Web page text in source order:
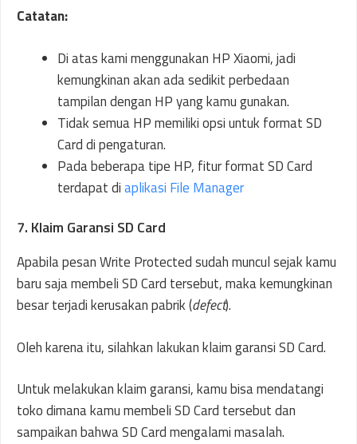
Catatan:
Di atas kami menggunakan HP Xiaomi, jadi
kemungkinan akan ada sedikit perbedaan
tampilan dengan HP yang kamu gunakan.
Tidak semua HP memiliki opsi untuk format SD
Card di pengaturan.
Pada beberapa tipe HP, fitur format SD Card
terdapat diaplikasi File Manager
7. Klaim Garansi SD Card
Apabila pesan Write Protected sudah muncul sejak kamu
baru saja membeli SD Card tersebut, maka kemungkinan
besar terjadi kerusakan pabrik (defect).
Oleh karena itu, silahkan lakukan klaim garansi SD Card.
Untuk melakukan klaim garansi, kamu bisa mendatangi
toko dimana kamu membeli SD Card tersebut dan
sampaikan bahwa SD Card mengalami masalah.